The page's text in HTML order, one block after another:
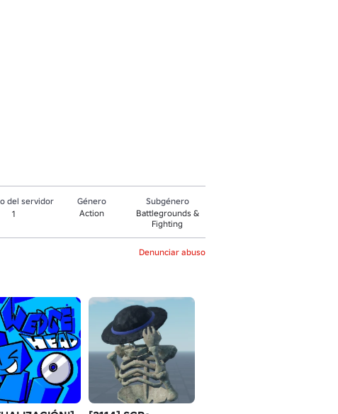
del servidor
1
Género
Action
Subgénero
Battlegrounds &
Fighting
Denunciar abuso